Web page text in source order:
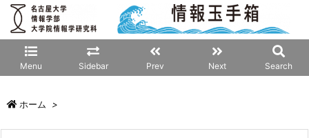
Menu Sidebar Prev Next Search
ホーム >